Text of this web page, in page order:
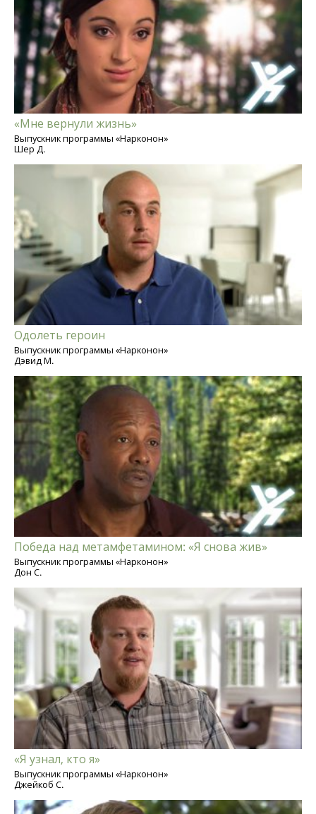
«Мне вернули жизнь»
Выпускник программы «Нарконон»
Шер Д.
Одолеть героин
Выпускник программы «Нарконон»
Дэвид М.
Победа над метамфетамином: «Я снова жив»
Выпускник программы «Нарконон»
Дон С.
«Я узнал, кто я»
Выпускник программы «Нарконон»
Джейкоб С.